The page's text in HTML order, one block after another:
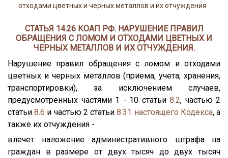
отходами цветных и черных металлов и их отчуждения
СТАТЬЯ 14.26 КОАП РФ. НАРУШЕНИЕ ПРАВИЛ
ОБРАЩЕНИЯ С ЛОМОМ И ОТХОДАМИ ЦВЕТНЫХ И
ЧЕРНЫХ МЕТАЛЛОВ И ИХ ОТЧУЖДЕНИЯ.
Нарушение правил обращения с ломом и отходами
цветных и черных металлов (приема, учета, хранения,
транспортировки), за исключением случаев,
предусмотренных частями 1 - 10 статьи 8.2, частью 2
статьи8.6 и частью 2 статьи8.31 настоящего Кодекса, а
также их отчуждения -
влечет наложение административного штрафа на
граждан в размере от двух тысяч до двух тысяч